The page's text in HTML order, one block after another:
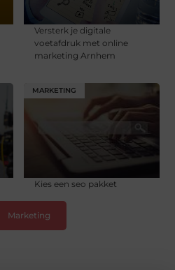
Versterk je digitale
voetafdruk met online
marketing Arnhem
MARKETING
Kies een seo pakket
Marketing